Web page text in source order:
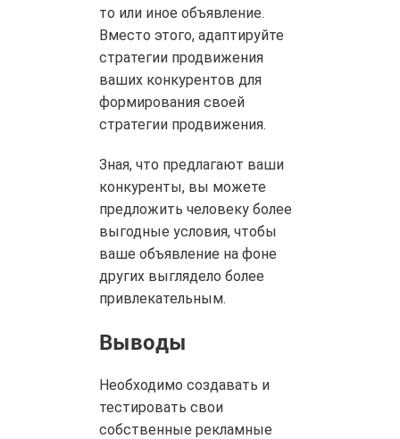
то или иное объявление.
Вместо этого, адаптируйте
стратегии продвижения
ваших конкурентов для
формирования своей
стратегии продвижения.
Зная, что предлагают ваши
конкуренты, вы можете
предложить человеку более
выгодные условия, чтобы
ваше объявление на фоне
других выглядело более
привлекательным.
Выводы
Необходимо создавать и
тестировать свои
собственные рекламные